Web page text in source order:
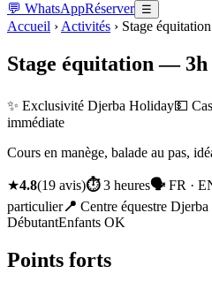
💬 WhatsAppRéserver ☰
Accueil › Activités › Stage
Stage équitation — 3h
✨ Exclusivité Djerba Holiday💵
immédiate
Cours en manège, balade au pas,
★4.8(19 avis)⏱ 3 heures🗣 FR ·
particulier📍 Centre équestre Djerba
DébutantEnfants OK
Points forts